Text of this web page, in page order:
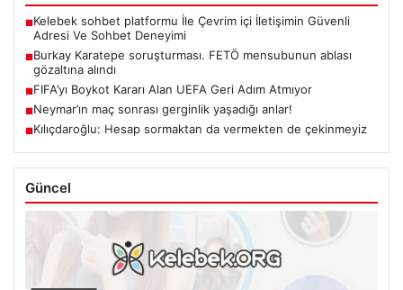
■Kelebek sohbet platformu İle Çevrim içi İletişimin Güvenli
Adresi Ve Sohbet Deneyimi
■Burkay Karatepe soruşturması. FETÖ mensubunun ablası
gözaltına alındı
■FIFA’yı Boykot Kararı Alan UEFA Geri Adım Atmıyor
■Neymar’ın maç sonrası gerginlik yaşadığı anlar!
■Kılıçdaroğlu: Hesap sormaktan da vermekten de çekinmeyiz
Güncel